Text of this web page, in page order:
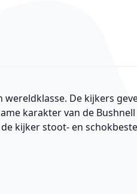
De kijkers
karakter van de
kijker stoot- en